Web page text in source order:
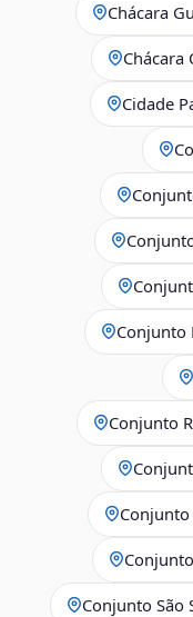
Chácara
Chácara
Cidade
Conjunto
Conjunto
Conjunto São